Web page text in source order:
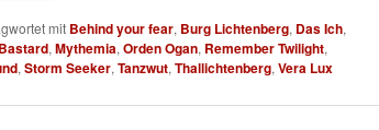
mit Behind your fear, Burg Lichtenberg, Das Ich,
, Mythemia, Orden Ogan, Remember Twilight,
, Storm Seeker, Tanzwut, Thallichtenberg, Vera Lux